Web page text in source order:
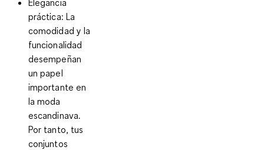
práctica: La
comodidad y la
funcionalidad
desempeñan
un papel
importante en
la moda
escandinava.
Por tanto, tus
conjuntos